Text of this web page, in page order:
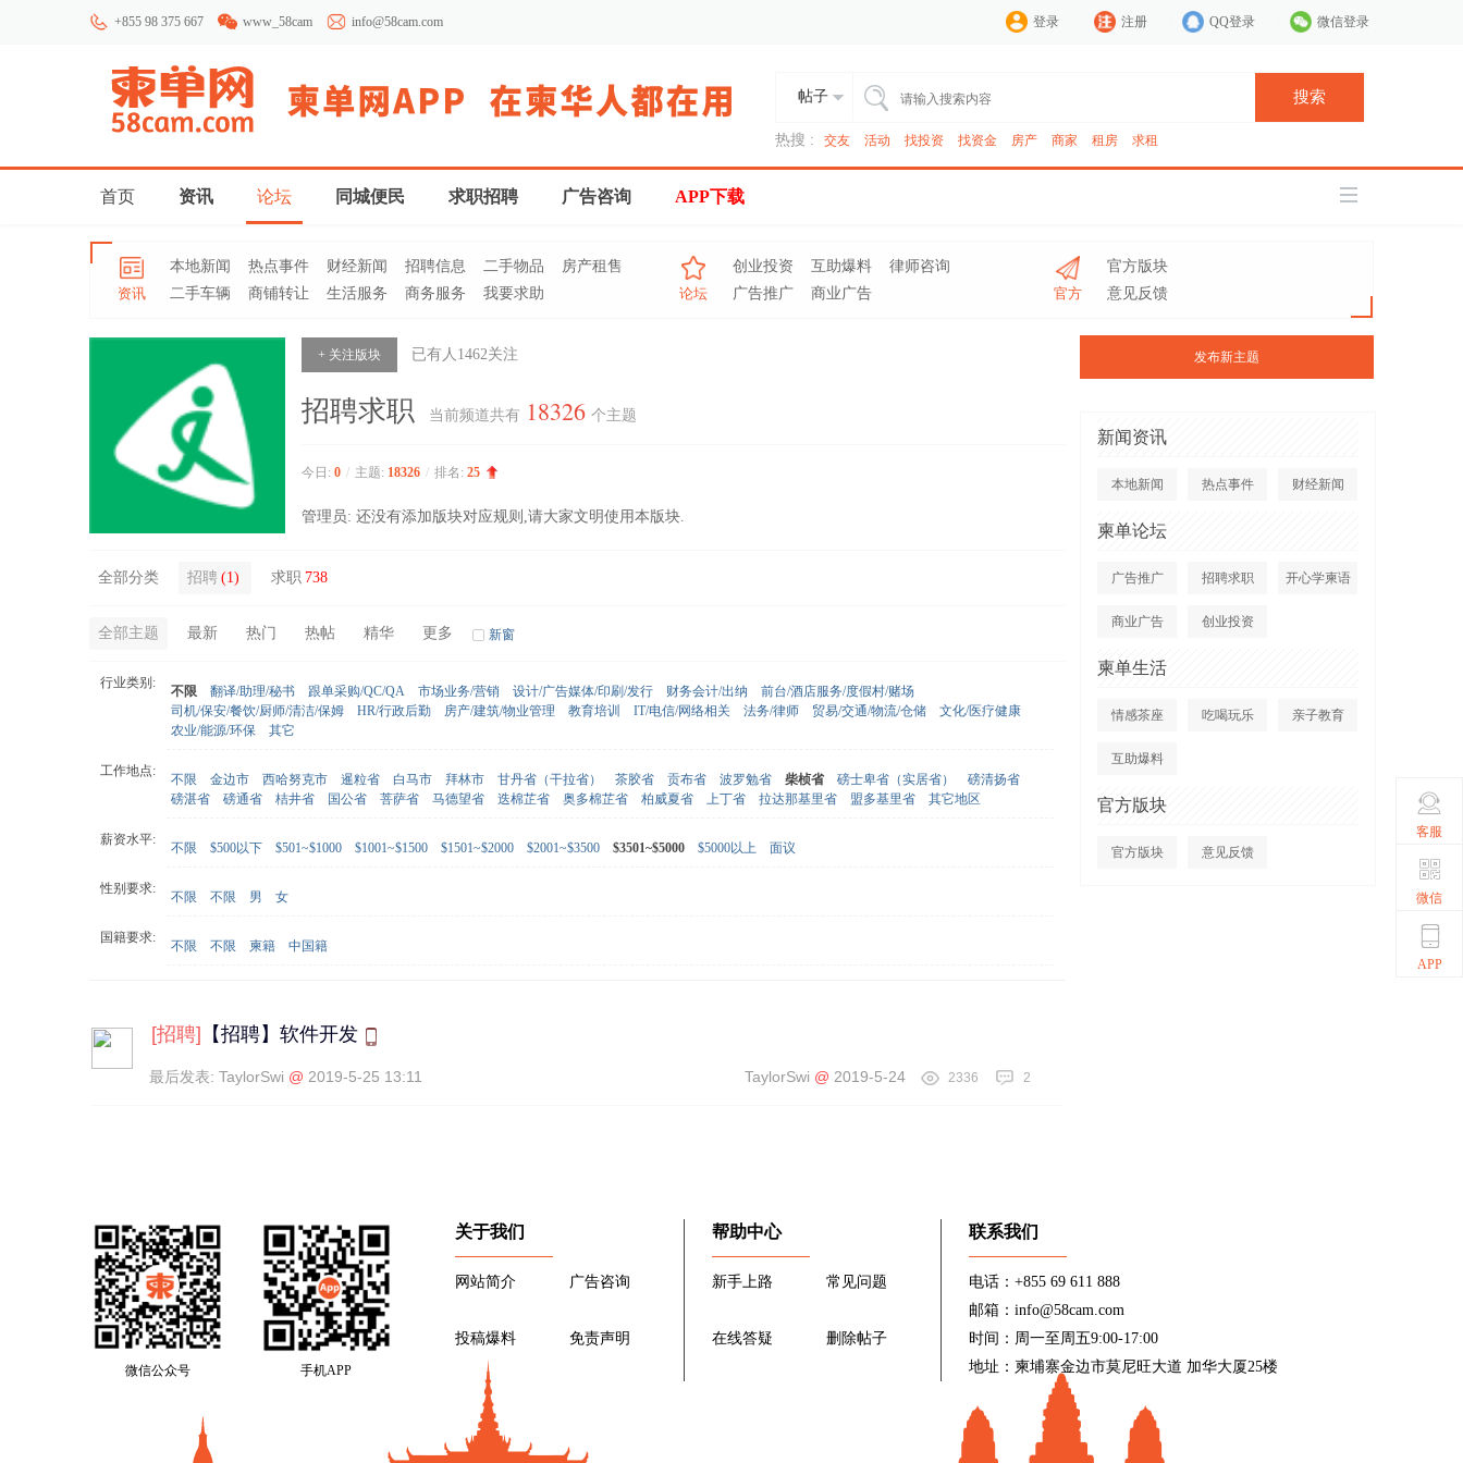
+855 98 375 667 www_58cam info@58cam.com 登录 注册 QQ登录 微信登录
帖子 搜索
热搜 : 交友 活动 找投资 找资金 房产 商家 租房 求租
首页 资讯 论坛 同城便民 求职招聘 广告咨询 APP下载
资讯
本地新闻 热点事件 财经新闻 招聘信息 二手物品
房产租售
二手车辆
商铺转让 生活服务 商务服务 我要求助 论坛
创业投资 互助爆料
律师咨询
广告推广
商业广告 官方
官方版块
意见反馈
发布新主题
新闻资讯
本地新闻 热点事件 财经新闻
柬单论坛
广告推广 招聘求职 开心学柬语
商业广告 创业投资
柬单生活
情感茶座 吃喝玩乐 亲子教育
互助爆料
官方版块
官方版块 意见反馈
+ 关注版块 已有人 1462关注
招聘求职 当前频道共有 18326 个主题
今日: 0 / 主题: 18326 / 排名: 25
管理员: 还没有添加版块对应规则,请大家文明使用本版块.
全部分类 招聘 (1) 求职 738
全部主题 最新 热门 热帖 精华 更多 新窗
行业类别:
不限 翻译/助理/秘书 跟单采购/QC/QA 市场业务/营销 设计/广告媒体/印刷/发行 财务会计/出纳
前台/酒店服务/度假村/赌场
司机/保安/餐饮/厨师/清洁/保姆
HR/行政后勤 房产/建筑/物业管理 教育培训 IT/电信/网络相关 法务/律师 贸易/交通/物流/仓储
文化/医疗健康
农业/能源/环保
其它
工作地点:
不限 金边市 西哈努克市 暹粒省 白马市 拜林市 甘丹省（干拉省） 茶胶省 贡布省 波罗勉省 柴桢省 磅士卑省（实居省）
磅清扬省
磅湛省
磅通省 桔井省 国公省 菩萨省 马德望省 迭棉芷省 奥多棉芷省 柏威夏省 上丁省 拉达那基里省 盟多基里省 其它地区
薪资水平:
不限 $500以下 $501~$1000 $1001~$1500 $1501~$2000 $2001~$3500 $3501~$5000 $5000以上 面议
性别要求:
不限 不限 男 女
国籍要求:
不限 不限 柬籍 中国籍
[招聘] 【招聘】软件开发
最后发表: TaylorSwi @ 2019-5-25 13:11 TaylorSwi @ 2019-5-24 2336 2
微信公众号 手机APP
关于我们
网站简介 广告咨询
投稿爆料 免责声明
帮助中心
新手上路 常见问题
在线答疑 删除帖子
联系我们
电话：+855 69 611 888
邮箱：info@58cam.com
时间：周一至周五9:00-17:00
地址：柬埔寨金边市莫尼旺大道 加华大厦25楼
客服
微信
APP